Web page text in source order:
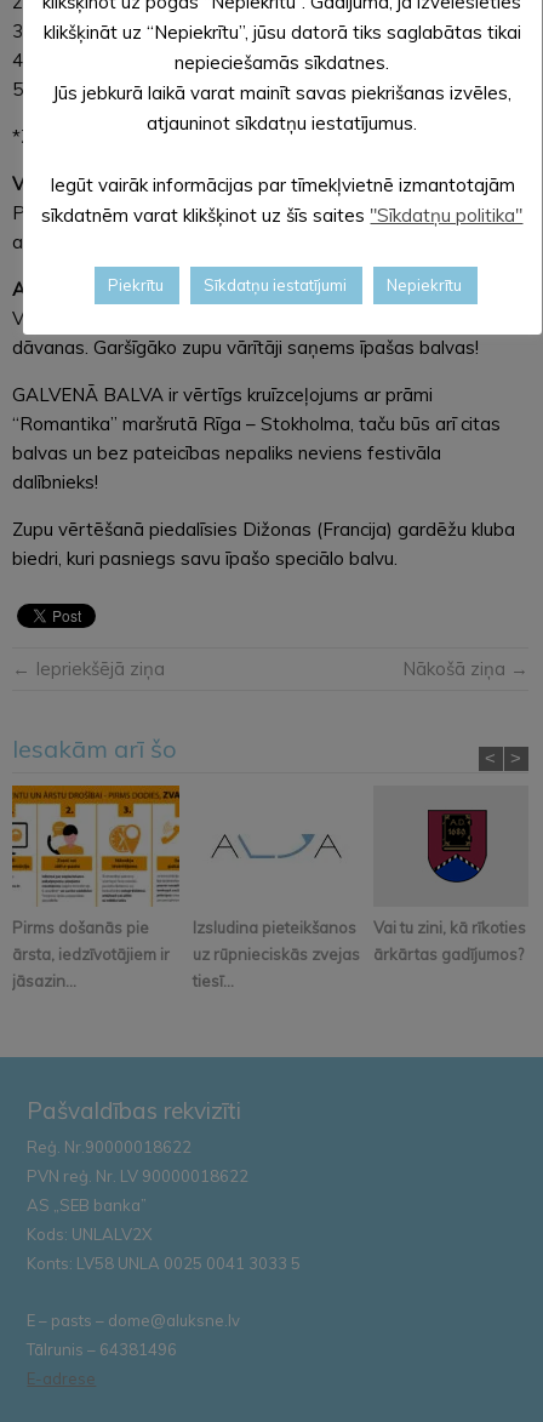
3. Zupas katlu
4. Zupas kausu vai lielo karoti
5. Komandas vienotu noformējumu
*Zupas sastāvdaļas var būt jau iepriekš sagatavotas
Vērtēšana
Par garšīgāko 2018. gada Alūksnes pilsētas svētku zupu tiek
atzīta tā zupa, kas ieguvusi lielāko žetonu skaitu.
Apbalvošana
Visas komandas par piedalīšanos saņems pateicības
dāvanas. Garšīgāko zupu vārītāji saņems īpašas balvas!
GALVENĀ BALVA ir vērtīgs kruīzceļojums ar prāmi
“Romantika” maršrutā Rīga – Stokholma, taču būs arī citas
balvas un bez pateicības nepaliks neviens festivāla
dalībnieks!
Zupu vērtēšanā piedalīsies Dižonas (Francija) gardēžu kluba
biedri, kuri pasniegs savu īpašo speciālo balvu.
← Iepriekšējā ziņa Nākošā ziņa →
Iesakām arī šo
Pirms došanās pie
ārsta, iedzīvotājiem ir
jāsazin...
Izsludina pieteikšanos
uz rūpnieciskās zvejas
tiesī...
Vai tu zini, kā rīkoties
ārkārtas gadījumos?
< >
Pašvaldības rekvizīti
Reģ. Nr.90000018622
PVN reģ. Nr. LV 90000018622
AS „SEB banka”
Kods: UNLALV2X
Konts: LV58 UNLA 0025 0041 3033 5
E – pasts – dome@aluksne.lv
Tālrunis – 64381496
E-adrese
klikšķināt uz “Nepiekrītu”, jūsu datorā tiks saglabātas tikai
nepieciešamās sīkdatnes.
Jūs jebkurā laikā varat mainīt savas piekrišanas izvēles,
atjauninot sīkdatņu iestatījumus.
Iegūt vairāk informācijas par tīmekļvietnē izmantotajām
sīkdatnēm varat klikšķinot uz šīs saites "Sīkdatņu politika"
Piekrītu Sīkdatņu iestatījumi Nepiekrītu